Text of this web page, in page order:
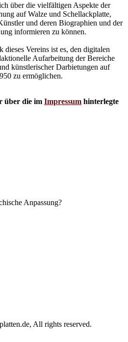
über die vielfältigen Aspekte der
auf Walze und Schellackplatte,
und deren Biographien und der
informieren zu können.
Vereins ist es, den digitalen
Aufarbeitung der Bereiche
künstlerischer Darbietungen auf
zu ermöglichen.
über die im Impressum hinterlegte
Anpassung?
All rights reserved.